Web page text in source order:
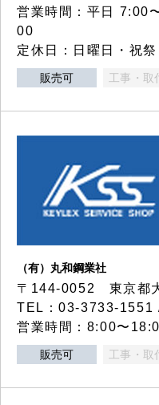
営業時間：平日 7:00
00
定休日：日曜日・祝祭
販売可 工事・取
（有）丸和鋼業社
〒144-0052 東京都
TEL：03-3733-1551
営業時間：8:00〜
販売可 工事・取